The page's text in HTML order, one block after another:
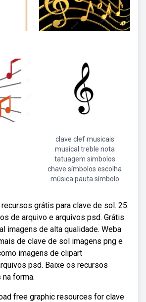
clave clef musicais
musical treble nota
tatuagem simbolos
chave símbolos escolha
música pauta símbolo
grátis para clave de sol. 25.
de arquivo e arquivos psd. Grátis
imagens de alta qualidade. Weba
de clave de sol imagens png e
imagens de clipart
psd. Baixe os recursos
forma.
free graphic resources for clave